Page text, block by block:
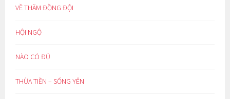
VỀ THĂM ĐỒNG ĐỘI
HỘI NGỘ
NÀO CÓ ĐỦ
THỪA TIỀN – SỐNG YÊN